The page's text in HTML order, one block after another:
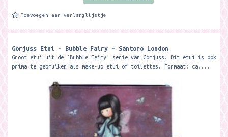
Toevoegen aan verlanglijstje
Gorjuss Etui - Bubble Fairy - Santoro London
Groot etui uit de 'Bubble Fairy' serie van Gorjuss. Dit etui is ook
prima te gebruiken als make-up etui of toilettas. Formaat: ca....